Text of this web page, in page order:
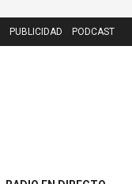
PUBLICIDAD PODCAST